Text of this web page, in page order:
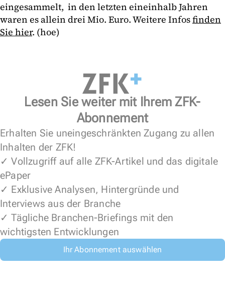
eingesammelt, in den letzten eineinhalb Jahren
waren es allein drei Mio. Euro. Weitere Infosfinden
Sie hier. (hoe)
Lesen Sie weiter mit Ihrem ZFK-
Abonnement
Erhalten Sie uneingeschränkten Zugang zu allen
Inhalten der ZFK!
✓ Vollzugriff auf alle ZFK-Artikel und das digitale
ePaper
✓ Exklusive Analysen, Hintergründe und
Interviews aus der Branche
✓ Tägliche Branchen-Briefings mit den
wichtigsten Entwicklungen
Ihr Abonnement auswählen